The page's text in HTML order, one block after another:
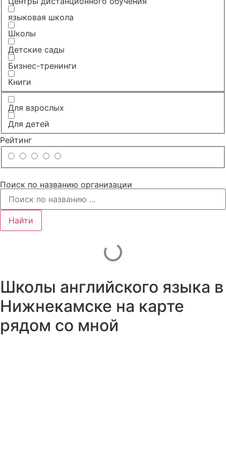
языковая школа
Школы
Детские сады
Бизнес-тренинги
Книги
Для взрослых
Для детей
Рейтинг
Поиск по названию организации
Найти
Школы английского языка в
Нижнекамске на карте
рядом со мной